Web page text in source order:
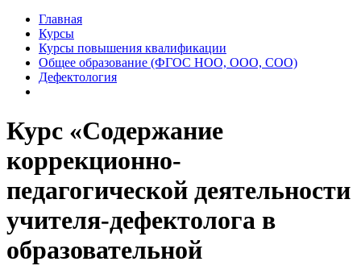
Главная
Курсы
Курсы повышения квалификации
Общее образование (ФГОС НОО, ООО, СОО)
Дефектология
Курс «Содержание
коррекционно-
педагогической деятельности
учителя-дефектолога в
образовательной